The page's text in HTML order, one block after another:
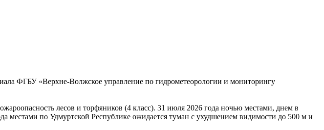
ФГБУ «Верхне-Волжское управление по гидрометеорологии и мониторингу
лесов и торфяников (4 класс). 31 июля 2026 года ночью местами, днем в
по Удмуртской Республике ожидается туман с ухудшением видимости до 500 м и